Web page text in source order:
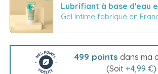
Lubrifiant à base d'eau
Gel intime fabriqué en
499 points dans ma
(Soit +4,99 €)